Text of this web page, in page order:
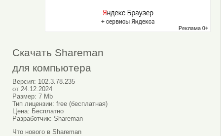
Скачать Shareman
для компьютера
Версия: 102.3.78.235
от 24.12.2024
Размер: 7 Mb
Тип лицензии: free (бесплатная)
Цена: Бесплатно
Разработчик: Shareman
Что нового в Shareman